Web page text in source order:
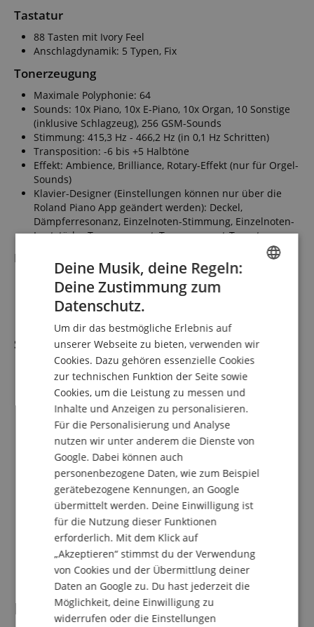
Tastatur
88 Tasten mit Ivory Feel
Anschlagdynamik: 5 Typen, Fix
Tonerzeugung
Maximale Polyphonie: 64
Sounds: 10x Piano, 10x E-Piano, 10x Organ, 10 Sonstige
(inklusive Schlagzeug), 256 GSM-Sounds
Stimmung: 415,3 Hz - 466,2 Hz (in 0,1 Hz Schritten)
Transposition: -6 bis +5 Halbtöne
Effekt: Ambience, Brilliance, Rotary-Effekt (nur für Orgel-
Sounds)
Klavier-Designer (Einstellungen können nur über die
Roland Piano App geändert werden): Deckel,
Dämpferresonanz, Einzelnoten-Stimmung, Einzelnoten-
Lautstärke, Temperament, Temperament-Tonart
Bluetooth
Bluetooth Version 5.0
Profile: A2DP (Audio), GATT (MIDI over Bluetooth Low
Energy)
Codec: SBC (Supports SCMS-T content protection)
Sonstiges
Internal Songs: Piano Masterpieces: 10 songs
Weitere Funktionen: Metronom, Transpose, Dual, Split,
Twin Piano, Auto Off
Verstärkerleistung: 2x 6 Watt
Lautsprecher: 2x 12 x 6 cm
Anschlüsse: Netzteingang, Pedal, USB to host,
Kopfhörerausgang
Stromversorgung: Netzteil oder 8x AA Batterien
Stromverbrauch: 400 mA
Abmessungen ohne Notenablage (BxHxT): 1280 x 84 x
276 mm
Abmessungen mit Notenablage (BxHxT): 1283 x 245 x
309 mm
Gewicht: 5,8 kg (ohne Netzteil)
Farbe: Schwarz
Lieferumfang
FRENCH
SPANISH
Deine Musik, deine Regeln:
Deine Zustimmung zum
Datenschutz.
Um dir das bestmögliche Erlebnis auf
unserer Webseite zu bieten, verwenden wir
Cookies. Dazu gehören essenzielle Cookies
zur technischen Funktion der Seite sowie
Cookies, um die Leistung zu messen und
Inhalte und Anzeigen zu personalisieren.
Für die Personalisierung und Analyse
nutzen wir unter anderem die Dienste von
Google. Dabei können auch
personenbezogene Daten, wie zum Beispiel
gerätebezogene Kennungen, an Google
übermittelt werden. Deine Einwilligung ist
für die Nutzung dieser Funktionen
erforderlich. Mit dem Klick auf
„Akzeptieren“ stimmst du der Verwendung
von Cookies und der Übermittlung deiner
Daten an Google zu. Du hast jederzeit die
Möglichkeit, deine Einwilligung zu
widerrufen oder die Einstellungen